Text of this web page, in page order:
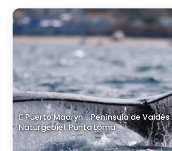
Puerto Madryn - Península de
Naturgebiet Punta Loma